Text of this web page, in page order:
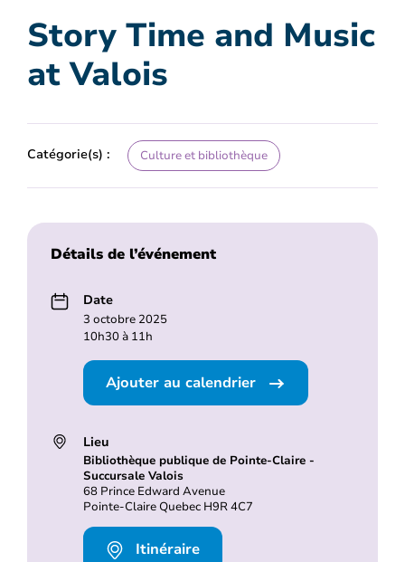
Story Time and Music
at Valois
Catégorie(s) : Culture et bibliothèque
Détails de l’événement
Date
3 octobre 2025
10h30 à 11h
Ajouter au calendrier
Lieu
Bibliothèque publique de Pointe-Claire -
Succursale Valois
68 Prince Edward Avenue
Pointe-Claire Quebec H9R 4C7
Itinéraire